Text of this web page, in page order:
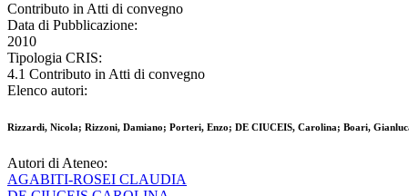
Contributo in Atti di convegno
Data di Pubblicazione:
2010
Tipologia CRIS:
4.1 Contributo in Atti di convegno
Elenco autori:
Rizzardi, Nicola; Rizzoni, Damiano; Porteri, Enzo; DE CIUCEIS, Carolina; Boari,
Autori di Ateneo:
AGABITI-ROSEI CLAUDIA